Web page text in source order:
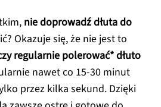
nie doprowadź dłuta do
Okazuje się, że nie jest to
regularnie polerować* dłuto
nawet co 15-30 minut
przez kilka sekund. Dzięki